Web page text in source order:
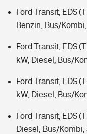
Ford Transit, EDS
Benzin, Bus/Kombi,
Ford Transit, EDS
kW, Diesel, Bus/
Ford Transit, EDS
kW, Diesel, Bus/
Ford Transit, EDS
Diesel, Bus/Kombi,